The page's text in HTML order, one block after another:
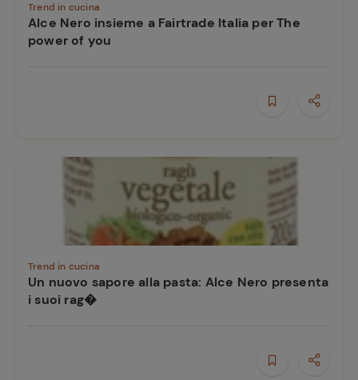
Trend in cucina
Alce Nero insieme a Fairtrade Italia per The
power of you
Trend in cucina
Un nuovo sapore alla pasta: Alce Nero presenta
i suoi rag�